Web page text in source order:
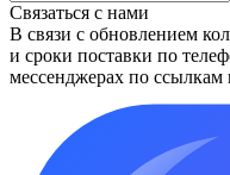
Связаться с нами
В связи с обновлением
и сроки поставки по
мессенджерах по ссылкам